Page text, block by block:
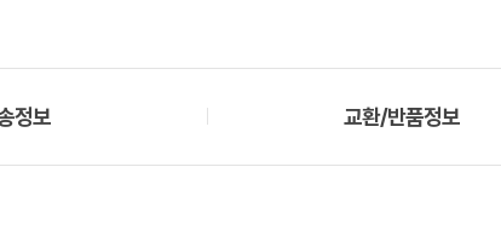
정보 교환/반품정보